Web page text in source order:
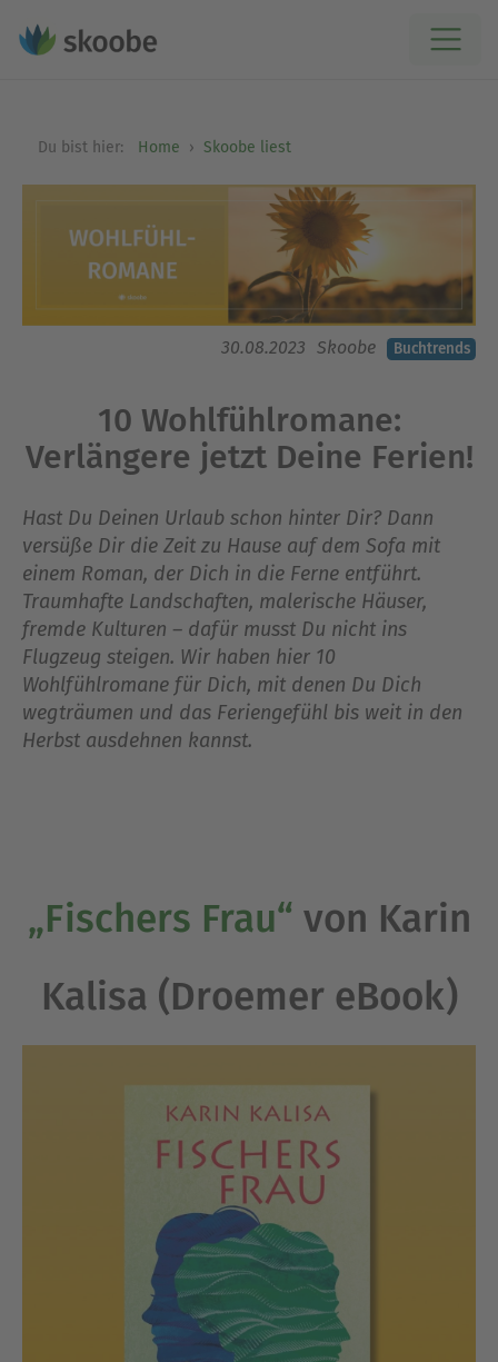
Du bist hier: Home Skoobe liest
30.08.2023 Skoobe Buchtrends
10 Wohlfühlromane:
Verlängere jetzt Deine Ferien!
Hast Du Deinen Urlaub schon hinter Dir? Dann
versüße Dir die Zeit zu Hause auf dem Sofa mit
einem Roman, der Dich in die Ferne entführt.
Traumhafte Landschaften, malerische Häuser,
fremde Kulturen – dafür musst Du nicht ins
Flugzeug steigen. Wir haben hier 10
Wohlfühlromane für Dich, mit denen Du Dich
wegträumen und das Feriengefühl bis weit in den
Herbst ausdehnen kannst.
„Fischers Frau“ von Karin
Kalisa (Droemer eBook)